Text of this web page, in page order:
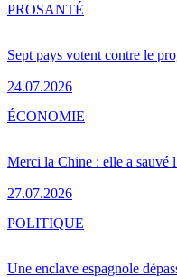
Sept pays votent contre le
24.07.2026
PROSANTÉ
Merci la Chine : elle a sauvé
27.07.2026
ÉCONOMIE
Une enclave espagnole
POLITIQUE